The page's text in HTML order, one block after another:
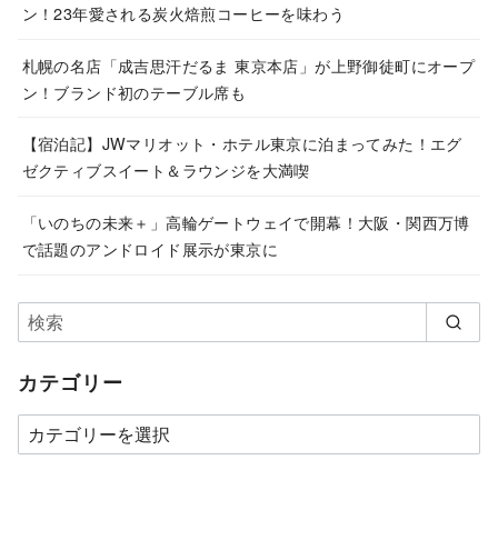
ン！23年愛される炭火焙煎コーヒーを味わう
札幌の名店「成吉思汗だるま 東京本店」が上野御徒町にオープ
ン！ブランド初のテーブル席も
【宿泊記】JWマリオット・ホテル東京に泊まってみた！エグ
ゼクティブスイート＆ラウンジを大満喫
「いのちの未来＋」高輪ゲートウェイで開幕！大阪・関西万博
で話題のアンドロイド展示が東京に
カテゴリー
カ
テ